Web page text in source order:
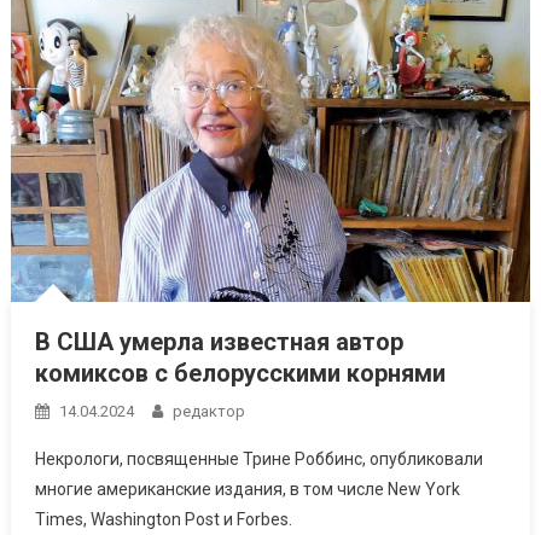
В США умерла известная автор
комиксов с белорусскими корнями
14.04.2024 редактор
Некрологи, посвященные Трине Роббинс, опубликовали
многие американские издания, в том числе New York
Times, Washington Post и Forbes.